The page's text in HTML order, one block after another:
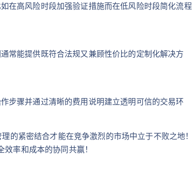
在高风险时段加强验证措施而在低风险时段简化流程
常能提供既符合法规又兼顾性价比的定制化解决方
步骤并通过清晰的费用说明建立透明可信的交易环
紧密结合才能在竞争激烈的市场中立于不败之地！
率和成本的协同共赢！